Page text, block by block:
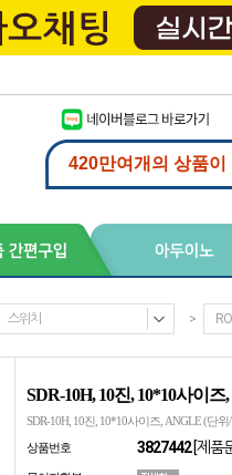
스위치 >
SDR-10H, 10진, 10*10사이
SDR-10H, 10진, 10*10사이즈, ANGLE (단위
상품번호
3827442[제품